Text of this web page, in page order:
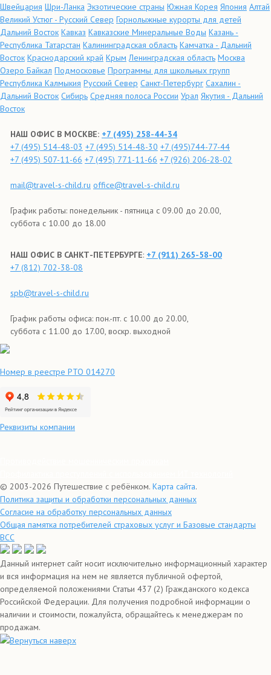
Швейцария Шри-Ланка Экзотические страны Южная Корея Япония Алтай
Великий Устюг - Русский Север Горнолыжные курорты для детей
Дальний Восток Кавказ Кавказские Минеральные Воды Казань -
Республика Татарстан Калининградская область Камчатка - Дальний
Восток Краснодарский край Крым Ленинградская область Москва
Озеро Байкал Подмосковье Программы для школьных групп
Республика Калмыкия Русский Север Санкт-Петербург Сахалин -
Дальний Восток Сибирь Средняя полоса России Урал Якутия - Дальний
Восток
НАШ ОФИС В МОСКВЕ: +7 (495) 258-44-34
+7 (495) 514-48-03 +7 (495) 514-48-30 +7 (495)744-77-44
+7 (495) 507-11-66 +7 (495) 771-11-66 +7 (926) 206-28-02
mail@travel-s-child.ru office@travel-s-child.ru
График работы: понедельник - пятница с 09.00 до 20.00,
суббота с 10.00 до 18.00
НАШ ОФИС В САНКТ-ПЕТЕРБУРГЕ: +7 (911) 265-58-00
+7 (812) 702-38-08
spb@travel-s-child.ru
График работы офиса: пон.-пт. с 10.00 до 20.00,
суббота с 11.00 до 17.00, воскр. выходной
Номер в реестре РТО 014270
Реквизиты компании
© 2003-2026 Путешествие с ребёнком. Карта сайта.
Политика защиты и обработки персональных данных
Согласие на обработку персональных данных
Общая памятка потребителей страховых услуг и Базовые стандарты
ВСС
Данный интернет сайт носит исключительно информационный характер
и вся информация на нем не является публичной офертой,
определяемой положениями Статьи 437 (2) Гражданского кодекса
Российской Федерации. Для получения подробной информации о
наличии и стоимости, пожалуйста, обращайтесь к менеджерам по
продажам.
Вернуться наверх